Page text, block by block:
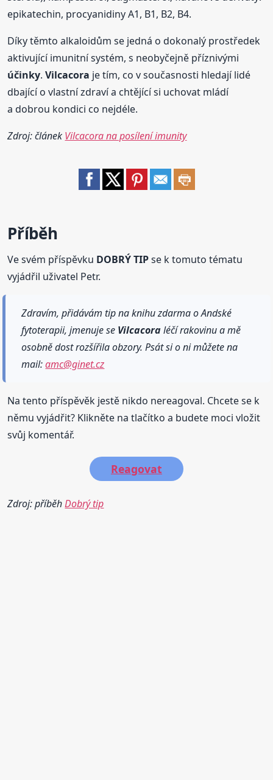
epikatechin, procyanidiny A1, B1, B2, B4.
Díky těmto alkaloidům se jedná o dokonalý prostředek
aktivující imunitní systém, s neobyčejně příznivými
účinky.Vilcacora je tím, co v současnosti hledají lidé
dbající o vlastní zdraví a chtějící si uchovat mládí
a dobrou kondici co nejdéle.
Zdroj: článek Vilcacora na posílení imunity
Příběh
Ve svém příspěvku DOBRÝ TIPse k tomuto tématu
vyjádřil uživatel Petr.
Zdravím, přidávám tip na knihu zdarma o Andské
fytoterapii, jmenuje se Vilcacoraléčí rakovinu a mě
osobně dost rozšířila obzory. Psát si o ni můžete na
mail:amc@ginet.cz
Na tento příspěvěk jestě nikdo nereagoval. Chcete se k
němu vyjádřit? Klikněte na tlačítko a budete moci vložit
svůj komentář.
Reagovat
Zdroj: příběhDobrý tip